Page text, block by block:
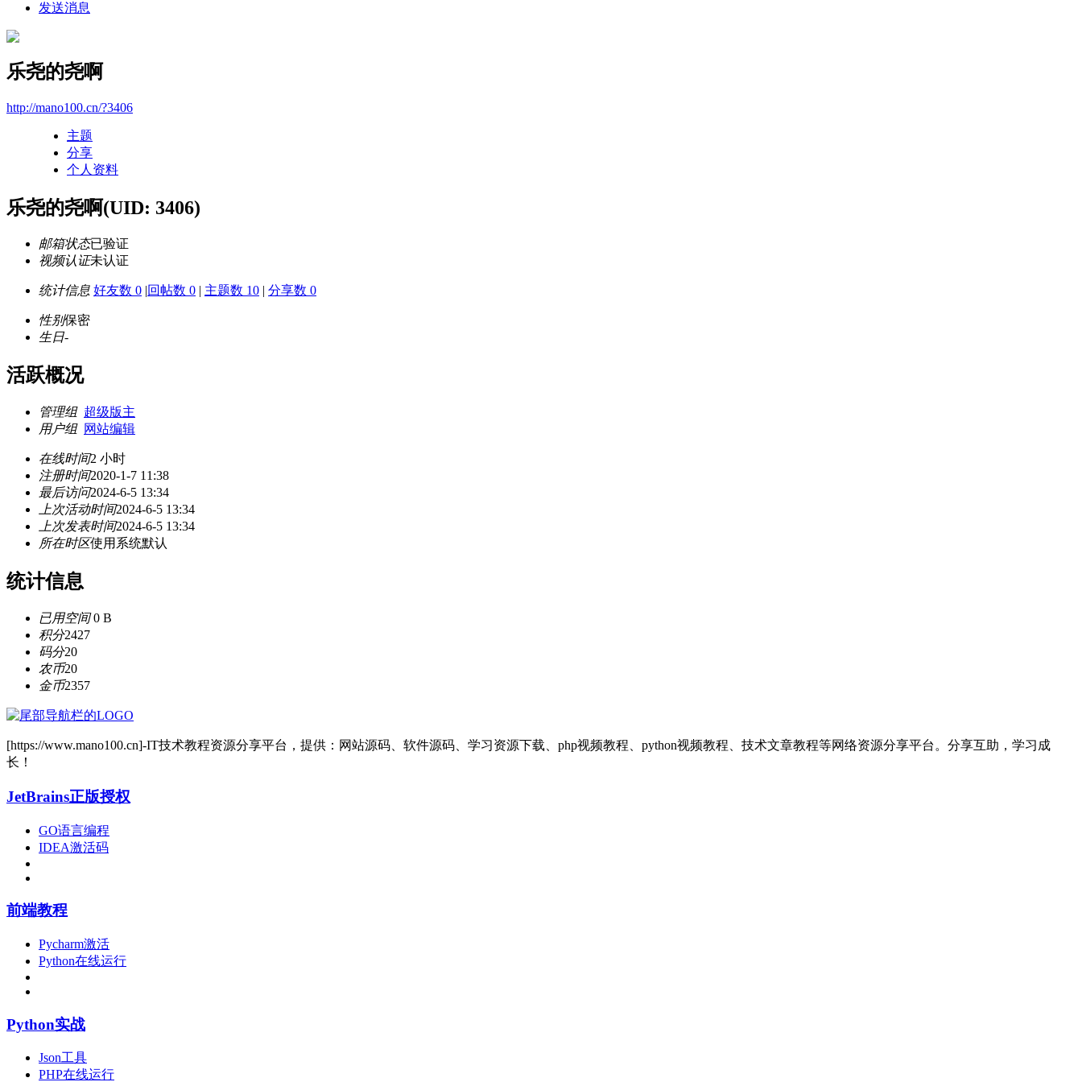
发送消息
乐尧的尧啊
http://mano100.cn/?3406
主题
分享
个人资料
乐尧的尧啊(UID: 3406)
邮箱状态已验证
视频认证未认证
统计信息 好友数 0 |回帖数 0 | 主题数 10 | 分享数 0
性别保密
生日-
活跃概况
管理组 超级版主
用户组 网站编辑
在线时间2 小时
注册时间2020-1-7 11:38
最后访问2024-6-5 13:34
上次活动时间2024-6-5 13:34
上次发表时间2024-6-5 13:34
所在时区使用系统默认
统计信息
已用空间0 B
积分2427
码分20
农币20
金币2357
[https://www.mano100.cn]-IT技术教程资源分享平台，提供：网站源码、软件源码、学习资源下载、php视频教程、python视频教程、技术文章教程等网络资源分享平台。分享互助，学习成
长！
JetBrains正版授权
GO语言编程
IDEA激活码
前端教程
Pycharm激活
Python在线运行
Python实战
Json工具
PHP在线运行